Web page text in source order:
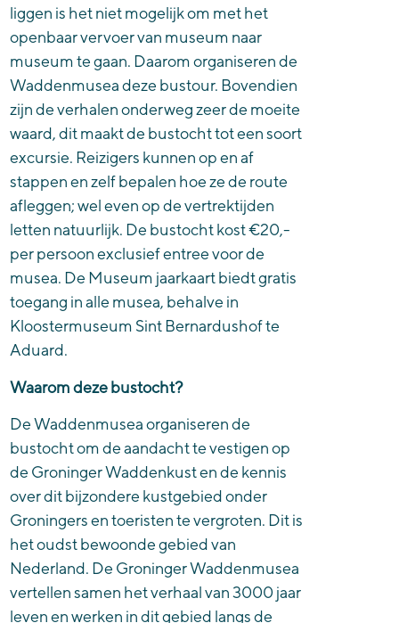
liggen is het niet mogelijk om met het
openbaar vervoer van museum naar
museum te gaan. Daarom organiseren de
Waddenmusea deze bustour. Bovendien
zijn de verhalen onderweg zeer de moeite
waard, dit maakt de bustocht tot een soort
excursie. Reizigers kunnen op en af
stappen en zelf bepalen hoe ze de route
afleggen; wel even op de vertrektijden
letten natuurlijk. De bustocht kost €20,-
per persoon exclusief entree voor de
musea. De Museum jaarkaart biedt gratis
toegang in alle musea, behalve in
Kloostermuseum Sint Bernardushof te
Aduard.
Waarom deze bustocht?
De Waddenmusea organiseren de
bustocht om de aandacht te vestigen op
de Groninger Waddenkust en de kennis
over dit bijzondere kustgebied onder
Groningers en toeristen te vergroten. Dit is
het oudst bewoonde gebied van
Nederland. De Groninger Waddenmusea
vertellen samen het verhaal van 3000 jaar
leven en werken in dit gebied langs de